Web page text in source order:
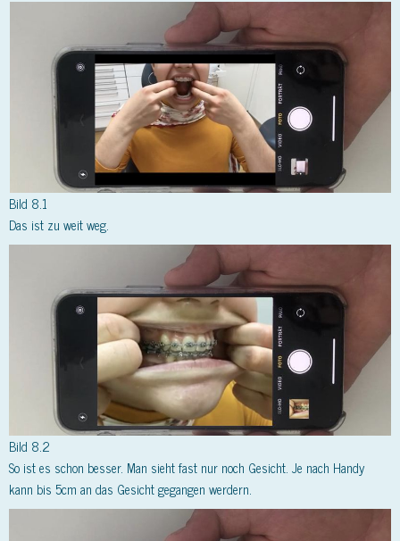
Bild 8.1
Das ist zu weit weg.
Bild 8.2
So ist es schon besser. Man sieht fast nur noch Gesicht. Je nach Handy
kann bis 5cm an das Gesicht gegangen werdern.